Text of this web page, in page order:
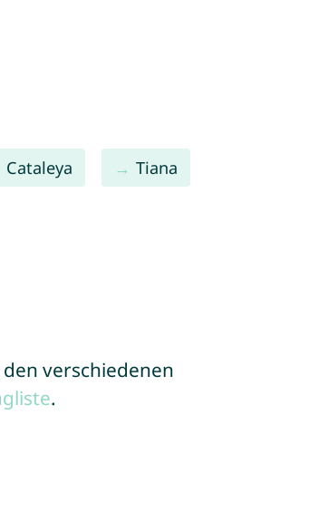
Cataleya Tiana
verschiedenen
.